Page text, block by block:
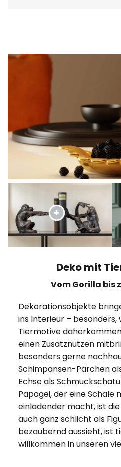
Deko mit
Vom Gorilla bis
Dekorationsobjekte
ins Interieur – besonders,
Tiermotive
einen Zusatznutzen
besonders gerne
Schimpansen-Pärchen
Echse als
Papagei, der eine Schale
einladender macht, ist
auch ganz schlicht als
bezaubernd aussieht, ist
willkommen in unseren